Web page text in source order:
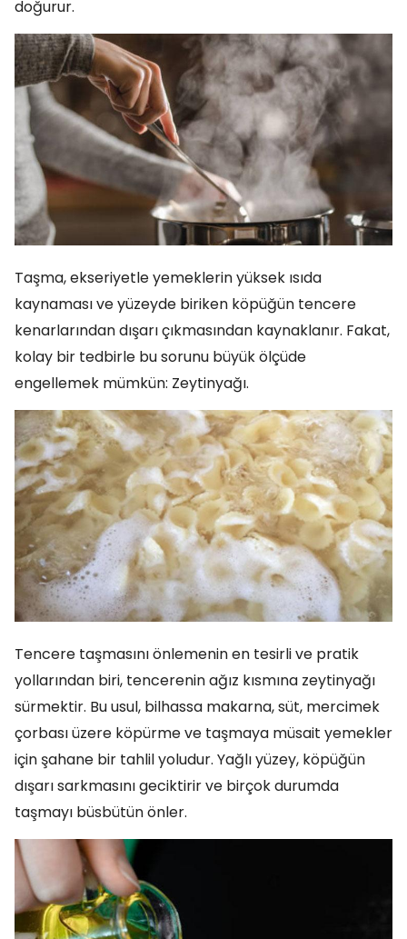
doğurur.
Taşma, ekseriyetle yemeklerin yüksek ısıda
kaynaması ve yüzeyde biriken köpüğün tencere
kenarlarından dışarı çıkmasından kaynaklanır. Fakat,
kolay bir tedbirle bu sorunu büyük ölçüde
engellemek mümkün: Zeytinyağı.
Tencere taşmasını önlemenin en tesirli ve pratik
yollarından biri, tencerenin ağız kısmına zeytinyağı
sürmektir. Bu usul, bilhassa makarna, süt, mercimek
çorbası üzere köpürme ve taşmaya müsait yemekler
için şahane bir tahlil yoludur. Yağlı yüzey, köpüğün
dışarı sarkmasını geciktirir ve birçok durumda
taşmayı büsbütün önler.